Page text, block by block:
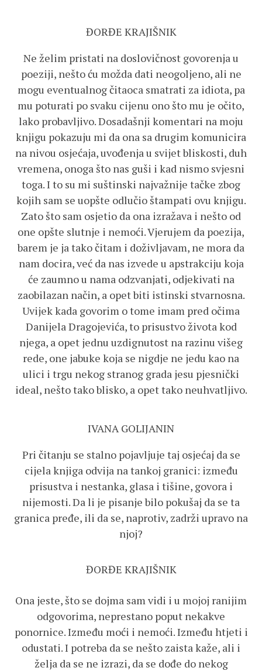
ĐORĐE KRAJIŠNIK
Ne želim pristati na doslovičnost govorenja u
poeziji, nešto ću možda dati neogoljeno, ali ne
mogu eventualnog čitaoca smatrati za idiota, pa
mu poturati po svaku cijenu ono što mu je očito,
lako probavljivo. Dosadašnji komentari na moju
knjigu pokazuju mi da ona sa drugim komunicira
na nivou osjećaja, uvođenja u svijet bliskosti, duh
vremena, onoga što nas guši i kad nismo svjesni
toga. I to su mi suštinski najvažnije tačke zbog
kojih sam se uopšte odlučio štampati ovu knjigu.
Zato što sam osjetio da ona izražava i nešto od
one opšte slutnje i nemoći. Vjerujem da poezija,
barem je ja tako čitam i doživljavam, ne mora da
nam docira, već da nas izvede u apstrakciju koja
će zaumno u nama odzvanjati, odjekivati na
zaobilazan način, a opet biti istinski stvarnosna.
Uvijek kada govorim o tome imam pred očima
Danijela Dragojevića, to prisustvo života kod
njega, a opet jednu uzdignutost na razinu višeg
rede, one jabuke koja se nigdje ne jedu kao na
ulici i trgu nekog stranog grada jesu pjesnički
ideal, nešto tako blisko, a opet tako neuhvatljivo.
IVANA GOLIJANIN
Pri čitanju se stalno pojavljuje taj osjećaj da se
cijela knjiga odvija na tankoj granici: između
prisustva i nestanka, glasa i tišine, govora i
nijemosti. Da li je pisanje bilo pokušaj da se ta
granica pređe, ili da se, naprotiv, zadrži upravo na
njoj?
ĐORĐE KRAJIŠNIK
Ona jeste, što se dojma sam vidi i u mojoj ranijim
odgovorima, neprestano poput nekakve
ponornice. Između moći i nemoći. Između htjeti i
odustati. I potreba da se nešto zaista kaže, ali i
želja da se ne izrazi, da se dođe do nekog